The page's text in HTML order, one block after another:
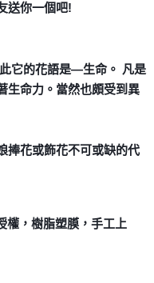
送你一個吧!
它的花語是—生命。 凡是
生命力。當然也頗受到異
捧花或飾花不可或缺的代
權，樹脂塑膜，手工上